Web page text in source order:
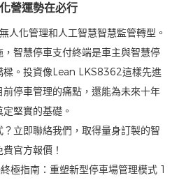
營運勢在必行
人化管理和人工智慧智慧監管轉型。
智慧停車支付終端是車主與智慧停
樑。投資像Lean LKS8362這樣先進
停車管理的痛點，還能為未來十年
堅實的基礎。
立即聯絡我們，取得量身訂製的智
官方報價！